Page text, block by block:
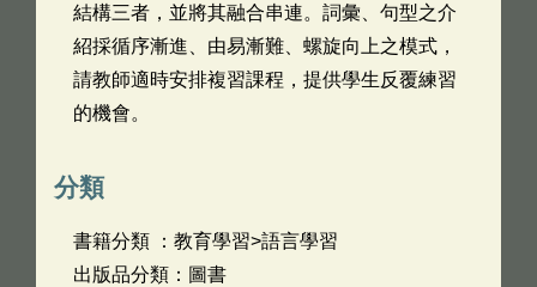
結構三者，並將其融合串連。詞彙、句型之介
紹採循序漸進、由易漸難、螺旋向上之模式，
請教師適時安排複習課程，提供學生反覆練習
的機會。
分類
書籍分類 ：教育學習>語言學習
出版品分類：圖書